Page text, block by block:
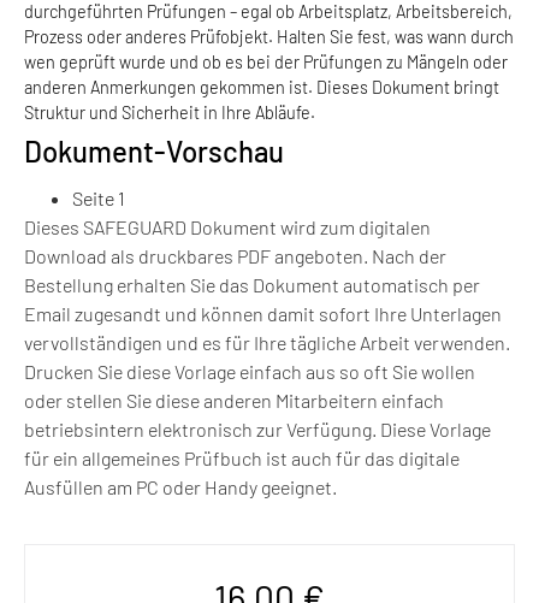
durchgeführten Prüfungen – egal ob Arbeitsplatz, Arbeitsbereich,
Prozess oder anderes Prüfobjekt. Halten Sie fest, was wann durch
wen geprüft wurde und ob es bei der Prüfungen zu Mängeln oder
anderen Anmerkungen gekommen ist. Dieses Dokument bringt
Struktur und Sicherheit in Ihre Abläufe.
Dokument-Vorschau
Seite 1
Dieses SAFEGUARD Dokument wird zum digitalen
Download als druckbares PDF angeboten. Nach der
Bestellung erhalten Sie das Dokument automatisch per
Email zugesandt und können damit sofort Ihre Unterlagen
vervollständigen und es für Ihre tägliche Arbeit verwenden.
Drucken Sie diese Vorlage einfach aus so oft Sie wollen
oder stellen Sie diese anderen Mitarbeitern einfach
betriebsintern elektronisch zur Verfügung. Diese Vorlage
für ein allgemeines Prüfbuch ist auch für das digitale
Ausfüllen am PC oder Handy geeignet.